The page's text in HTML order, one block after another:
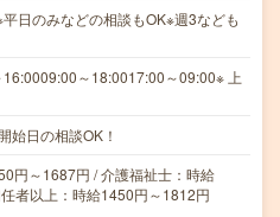
日のみなどの相談もOK※週3なども
16:0009:00～18:0017:00～09:00※ 上
日の相談OK！
円～1687円 / 介護福祉士：時給
者以上：時給1450円～1812円